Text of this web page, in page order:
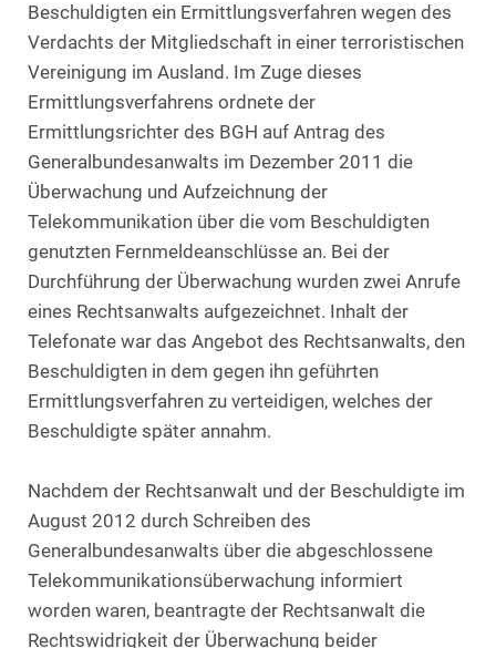
Beschuldigten ein Ermittlungsverfahren wegen des
Verdachts der Mitgliedschaft in einer terroristischen
Vereinigung im Ausland. Im Zuge dieses
Ermittlungsverfahrens ordnete der
Ermittlungsrichter des BGH auf Antrag des
Generalbundesanwalts im Dezember 2011 die
Überwachung und Aufzeichnung der
Telekommunikation über die vom Beschuldigten
genutzten Fernmeldeanschlüsse an. Bei der
Durchführung der Überwachung wurden zwei Anrufe
eines Rechtsanwalts aufgezeichnet. Inhalt der
Telefonate war das Angebot des Rechtsanwalts, den
Beschuldigten in dem gegen ihn geführten
Ermittlungsverfahren zu verteidigen, welches der
Beschuldigte später annahm.
Nachdem der Rechtsanwalt und der Beschuldigte im
August 2012 durch Schreiben des
Generalbundesanwalts über die abgeschlossene
Telekommunikationsüberwachung informiert
worden waren, beantragte der Rechtsanwalt die
Rechtswidrigkeit der Überwachung beider